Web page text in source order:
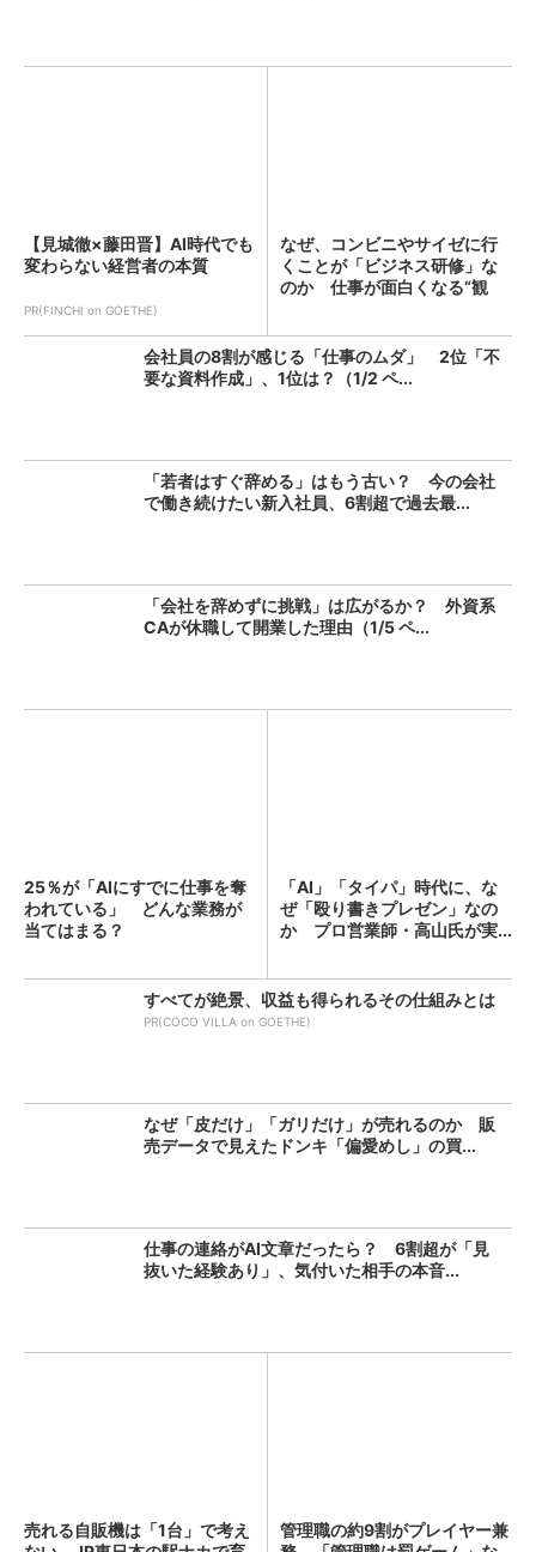
【見城徹×藤田晋】AI時代でも
変わらない経営者の本質
PR(FINCHI on GOETHE)
なぜ、コンビニやサイゼに行
くことが「ビジネス研修」な
のか 仕事が面白くなる“観
会社員の8割が感じる「仕事のムダ」 2位「不
要な資料作成」、1位は？（1/2 ペ...
「若者はすぐ辞める」はもう古い？ 今の会社
で働き続けたい新入社員、6割超で過去最...
「会社を辞めずに挑戦」は広がるか？ 外資系
CAが休職して開業した理由（1/5 ペ...
25％が「AIにすでに仕事を奪
われている」 どんな業務が
当てはまる？
「AI」「タイパ」時代に、な
ぜ「殴り書きプレゼン」なの
か プロ営業師・高山氏が実...
すべてが絶景、収益も得られるその仕組みとは
PR(COCO VILLA on GOETHE)
なぜ「皮だけ」「ガリだけ」が売れるのか 販
売データで見えたドンキ「偏愛めし」の買...
仕事の連絡がAI文章だったら？ 6割超が「見
抜いた経験あり」、気付いた相手の本音...
売れる自販機は「1台」で考え
管理職の約9割がプレイヤー兼